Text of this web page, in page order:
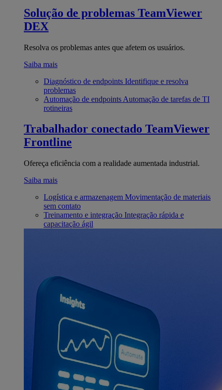
Solução de problemas TeamViewer
DEX
Resolva os problemas antes que afetem os usuários.
Saiba mais
Diagnóstico de endpoints Identifique e resolva
problemas
Automação de endpoints Automação de tarefas de TI
rotineiras
Trabalhador conectado TeamViewer
Frontline
Ofereça eficiência com a realidade aumentada industrial.
Saiba mais
Logística e armazenagem Movimentação de materiais
sem contato
Treinamento e integração Integração rápida e
capacitação ágil